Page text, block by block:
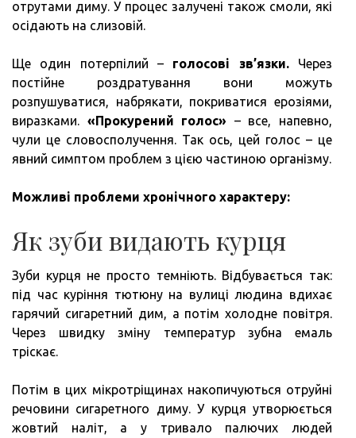
отрутами диму. У процес залучені також смоли, які
осідають на слизовій.
Ще один потерпілий – голосові зв’язки.Через
постійне роздратування вони можуть
розпушуватися, набрякати, покриватися ерозіями,
виразками. «Прокурений голос» – все, напевно,
чули це словосполучення. Так ось, цей голос – це
явний симптом проблем з цією частиною організму.
Можливі проблеми хронічного характеру:
Як зуби видають курця
Зуби курця не просто темніють. Відбувається так:
під час куріння тютюну на вулиці людина вдихає
гарячий сигаретний дим, а потім холодне повітря.
Через швидку зміну температур зубна емаль
тріскає.
Потім в цих мікротріщинах накопичуються отруйні
речовини сигаретного диму. У курця утворюється
жовтий наліт, а у тривало палючих людей